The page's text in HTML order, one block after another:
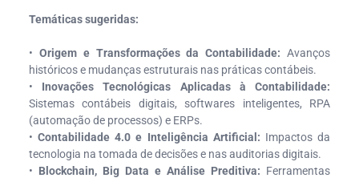
Temáticas sugeridas:
• Origem e Transformações da Contabilidade: Avanços
históricos e mudanças estruturais nas práticas contábeis.
• Inovações Tecnológicas Aplicadas à Contabilidade:
Sistemas contábeis digitais, softwares inteligentes, RPA
(automação de processos) e ERPs.
•Contabilidade 4.0 e Inteligência Artificial: Impactos da
tecnologia na tomada de decisões e nas auditorias digitais.
• Blockchain, Big Data e Análise Preditiva: Ferramentas